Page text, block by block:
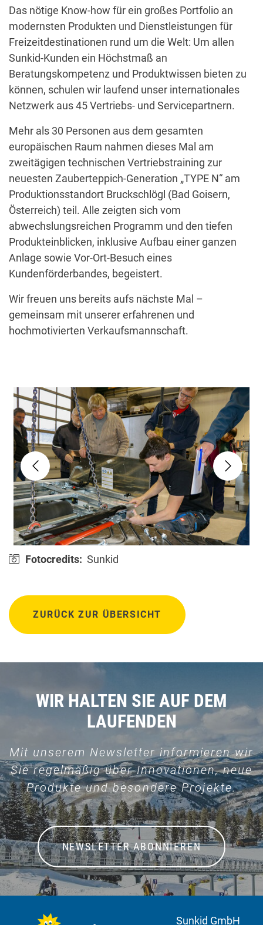
Das nötige Know-how für ein großes Portfolio an
modernsten Produkten und Dienstleistungen für
Freizeitdestinationen rund um die Welt: Um allen
Sunkid-Kunden ein Höchstmaß an
Beratungskompetenz und Produktwissen bieten zu
können, schulen wir laufend unser internationales
Netzwerk aus 45 Vertriebs- und Servicepartnern.
Mehr als 30 Personen aus dem gesamten
europäischen Raum nahmen dieses Mal am
zweitägigen technischen Vertriebstraining zur
neuesten Zauberteppich-Generation „TYPE N“ am
Produktionsstandort Bruckschlögl (Bad Goisern,
Österreich) teil. Alle zeigten sich vom
abwechslungsreichen Programm und den tiefen
Produkteinblicken, inklusive Aufbau einer ganzen
Anlage sowie Vor-Ort-Besuch eines
Kundenförderbandes, begeistert.
Wir freuen uns bereits aufs nächste Mal –
gemeinsam mit unserer erfahrenen und
hochmotivierten Verkaufsmannschaft.
Fotocredits: Sunkid
ZURÜCK ZUR ÜBERSICHT
WIR HALTEN SIE AUF DEM
LAUFENDEN
Mit unserem Newsletter informieren wir
Sie regelmäßig über Innovationen, neue
Produkte und besondere Projekte.
NEWSLETTER ABONNIEREN
Sunkid GmbH